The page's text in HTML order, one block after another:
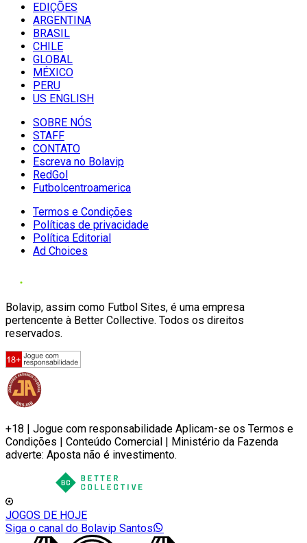
EDIÇÕES
ARGENTINA
BRASIL
CHILE
GLOBAL
MÉXICO
PERU
US ENGLISH
SOBRE NÓS
STAFF
CONTATO
Escreva no Bolavip
RedGol
Futbolcentroamerica
Termos e Condições
Políticas de privacidade
Política Editorial
Ad Choices
Bolavip, assim como Futbol Sites, é uma empresa
pertencente à Better Collective. Todos os direitos
reservados.
+18 | Jogue com responsabilidade Aplicam-se os Termos e
Condições | Conteúdo Comercial | Ministério da Fazenda
adverte: Aposta não é investimento.
JOGOS DE HOJE
Siga o canal do Bolavip Santos